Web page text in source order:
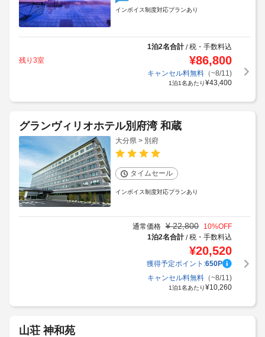
インボイス制度対応プランあり
1泊2名合計/税・手数料込
残り3室
¥86,800
キャンセル料無料（~8/11)
1泊1名あたり¥43,400
グランヴィリオホテル別府湾 和蔵
大分県 > 別府
タイムセール
インボイス制度対応プランあり
通常価格 ¥ 22,800 10%OFF
1泊2名合計/税・手数料込
¥20,520
獲得予定ポイント:650P
キャンセル料無料（~8/11)
1泊1名あたり¥10,260
山荘 神和苑